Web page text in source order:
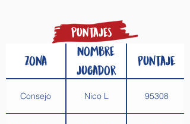
Zona
Nombre
jugador
Puntaje
Consejo Nico L 95308
puntajes